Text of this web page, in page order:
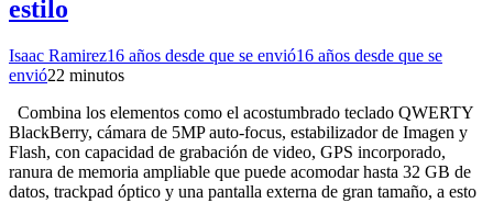
estilo
Isaac Ramirez16 años desde que se envió16 años desde que se
envió22 minutos
Combina los elementos como el acostumbrado teclado QWERTY
BlackBerry, cámara de 5MP auto-focus, estabilizador de Imagen y
Flash, con capacidad de grabación de video, GPS incorporado,
ranura de memoria ampliable que puede acomodar hasta 32 GB de
datos, trackpad óptico y una pantalla externa de gran tamaño, a esto